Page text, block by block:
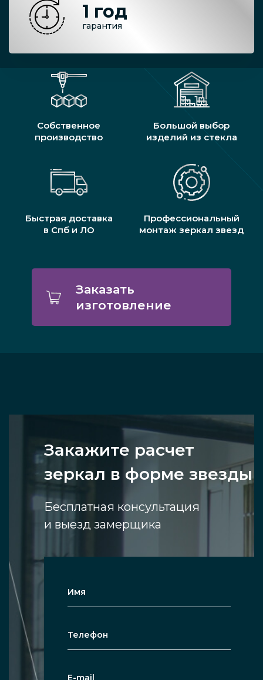
1 год
гарантия
Собственное
производство
Большой выбор
изделий из стекла
Быстрая доставка
в Спб и ЛО
Профессиональный
монтаж зеркал звезд
Заказать
изготовление
Закажите расчет
зеркал в форме звезды
Бесплатная консультация
и выезд замерщика